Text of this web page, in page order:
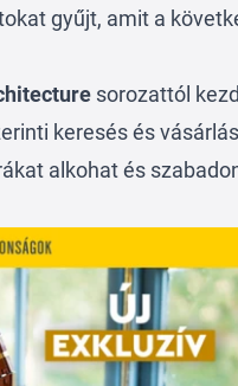
gyűjt, amit a
sorozattól
keresés és
alkohat és